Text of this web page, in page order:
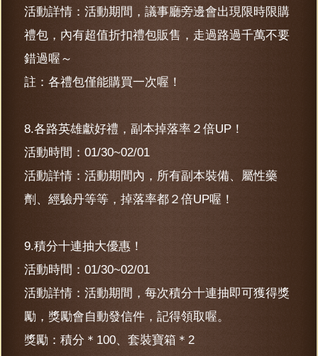
活動詳情：活動期間，議事廳旁邊會出現限時限購
禮包，內有超值折扣禮包販售，走過路過千萬不要
錯過喔～
註：各禮包僅能購買一次喔！
8.各路英雄獻好禮，副本掉落率２倍UP！
活動時間：01/30~02/01
活動詳情：活動期間內，所有副本裝備、屬性藥
劑、經驗丹等等，掉落率都２倍UP喔！
9.積分十連抽大優惠！
活動時間：01/30~02/01
活動詳情：活動期間，每次積分十連抽即可獲得獎
勵，獎勵會自動發信件，記得領取喔。
獎勵：積分＊100、套裝寶箱＊2